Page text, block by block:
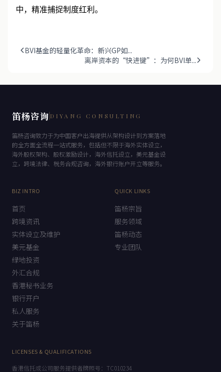
中，精准捕捉制度红利。
BVI基金的轻量化革命：新兴GP如...
离岸资本的“快进键”：为何BVI单...
笛杨咨询 DIYANG CONSULTING
笛杨咨询致力于为中国客户出海提供从架构设计到方案落地
的全方面全流程一站式服务，包括但不限于海外实体设立，
海外股权架构、股权激励设计，海外信托设立，美元基金设
立，跨境法律、税务合规咨询，海外银行账户开立等服务。
BIZ INTRO
首页
跨境资讯
实体设立及维护
美元基金
绿地投资
外汇合规
香港秘书业务
银行开户
私人服务
关于笛杨
QUICK LINKS
笛杨宗旨
服务领域
笛杨动态
专业团队
LICENSES & QUALIFICATIONS
香港信托或公司服务提供者牌照号：TC010234